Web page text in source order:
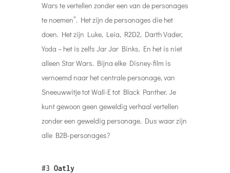
Wars te vertellen zonder een van de personages
te noemen”. Het zijn de personages die het
doen. Het zijn Luke, Leia, R2D2, Darth Vader,
Yoda – het is zelfs Jar Jar Binks. En het is niet
alleen Star Wars. Bijna elke Disney-film is
vernoemd naar het centrale personage, van
Sneeuwwitje tot Wall-E tot Black Panther. Je
kunt gewoon geen geweldig verhaal vertellen
zonder een geweldig personage. Dus waar zijn
alle B2B-personages?
#3 Oatly